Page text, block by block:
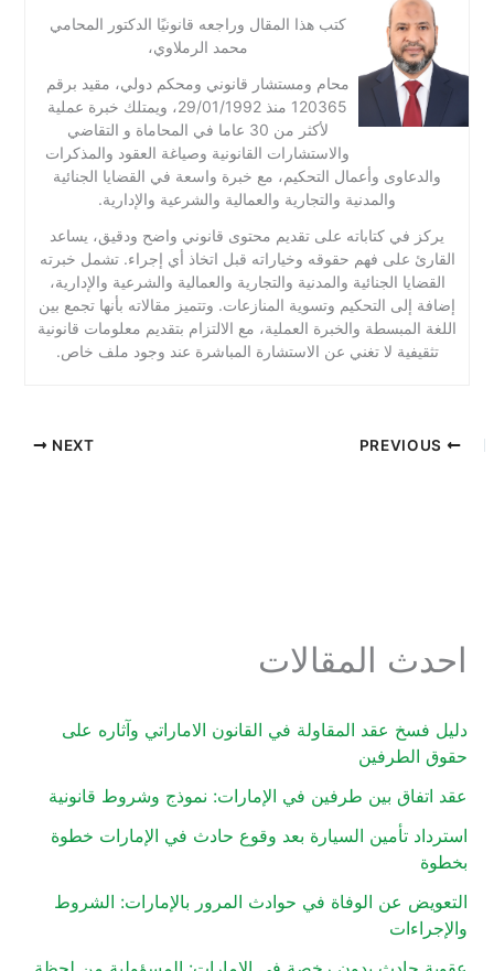
كتب هذا المقال وراجعه قانونيًا الدكتور المحامي
محمد الرملاوي،
محام ومستشار قانوني ومحكم دولي، مقيد برقم
120365 منذ 29/01/1992، ويمتلك خبرة عملية
لأكثر من 30 عاما في المحاماة و التقاضي
والاستشارات القانونية وصياغة العقود والمذكرات
والدعاوى وأعمال التحكيم، مع خبرة واسعة في القضايا الجنائية
والمدنية والتجارية والعمالية والشرعية والإدارية.
يركز في كتاباته على تقديم محتوى قانوني واضح ودقيق، يساعد
القارئ على فهم حقوقه وخياراته قبل اتخاذ أي إجراء. تشمل خبرته
القضايا الجنائية والمدنية والتجارية والعمالية والشرعية والإدارية،
إضافة إلى التحكيم وتسوية المنازعات. وتتميز مقالاته بأنها تجمع بين
اللغة المبسطة والخبرة العملية، مع الالتزام بتقديم معلومات قانونية
تثقيفية لا تغني عن الاستشارة المباشرة عند وجود ملف خاص.
NEXT
احدث المقالات
دليل فسخ عقد المقاولة في القانون الاماراتي وآثاره على
حقوق الطرفين
عقد اتفاق بين طرفين في الإمارات: نموذج وشروط قانونية
استرداد تأمين السيارة بعد وقوع حادث في الإمارات خطوة
بخطوة
التعويض عن الوفاة في حوادث المرور بالإمارات: الشروط
والإجراءات